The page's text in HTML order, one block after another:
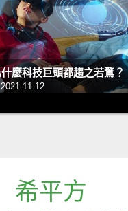
麼科技巨頭都趨之若鶩？
11-12
希平方